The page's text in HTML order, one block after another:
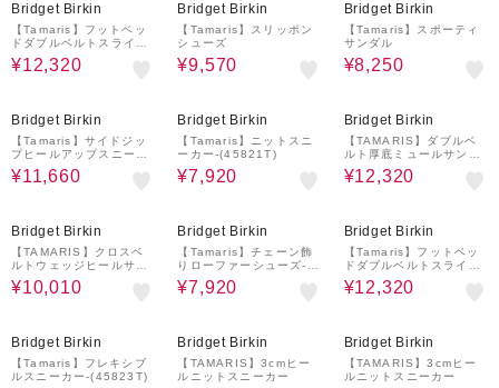
Bridget Birkin
【Tamaris】フットベッ
ドダブルベルトスライド
サンダル(455702)
¥12,320
Bridget Birkin
【Tamaris】スリッポン
シューズ
¥9,570
Bridget Birkin
【Tamaris】スポーティ
サンダル
¥8,250
Bridget Birkin
【Tamaris】サイドジッ
プヒールアップスニーカ
ー
¥11,660
Bridget Birkin
【Tamaris】ニットスニ
ーカー-(45821T)
¥7,920
Bridget Birkin
【TAMARIS】ダブルベ
ルト厚底ミュールサンダ
ル
¥12,320
Bridget Birkin
【TAMARIS】クロスベ
ルトウェッジヒールサン
ダル
¥10,010
Bridget Birkin
【Tamaris】チェーン飾
りローファーシューズ-(4
5411T)
¥7,920
Bridget Birkin
【Tamaris】フットベッ
ドダブルベルトスライド
サンダル(455702)
¥12,320
Bridget Birkin
【Tamaris】フレキシブ
ルスニーカー-(45823T)
Bridget Birkin
【TAMARIS】3cmヒー
ルニットスニーカー
Bridget Birkin
【TAMARIS】3cmヒー
ルニットスニーカー